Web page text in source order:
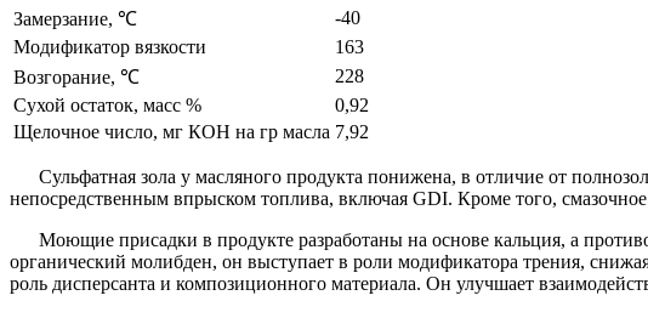
Замерзание, ℃
-40
Модификатор вязкости
163
Возгорание, ℃
228
Сухой остаток, масс %
0,92
Щелочное число, мг КОН на гр масла 7,92
Сульфатная зола у масляного продукта понижена, в отличие от
непосредственным впрыском топлива, включая GDI. Кроме того,
Моющие присадки в продукте разработаны на основе кальция, а
органический молибден, он выступает в роли модификатора трения,
роль дисперсанта и композиционного материала. Он улучшает